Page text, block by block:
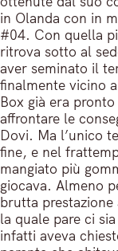
in Olanda con in
#04. Con quella
ritrova sotto al
aver seminato il
finalmente vicino
Box già era
affrontare le
Dovi. Ma l’unico
fine, e nel
mangiato più
giocava. Almeno
brutta
la quale pare ci
infatti aveva